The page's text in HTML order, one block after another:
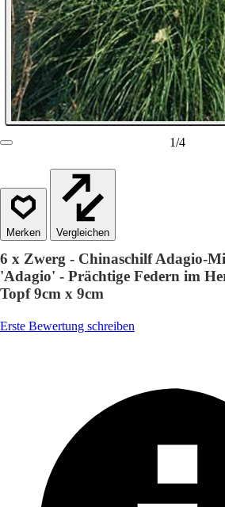
1/4
Vergleichen
6 x Zwerg - Chinaschilf Adagio-
'Adagio' - Prächtige Federn im
Topf 9cm x 9cm
Erste Bewertung schreiben